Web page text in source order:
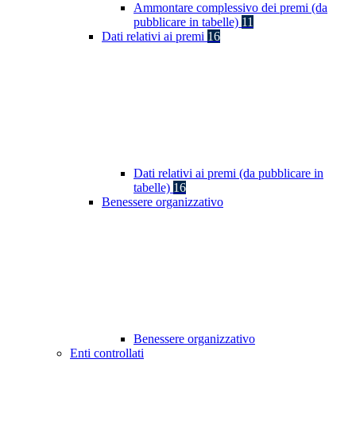
Ammontare complessivo dei premi (da
pubblicare in tabelle) 11
Dati relativi ai premi 16
Dati relativi ai premi (da pubblicare in
tabelle) 16
Benessere organizzativo
Benessere organizzativo
Enti controllati